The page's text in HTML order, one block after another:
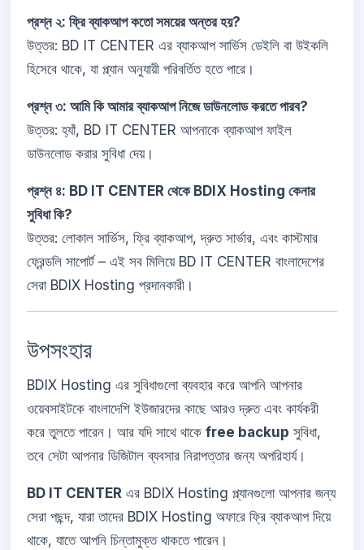
প্রশ্ন ২: ফ্রি ব্যাকআপ কতো সময়ের অন্তর হয়?
উত্তর: BD IT CENTER এর ব্যাকআপ সার্ভিস ডেইলি বা উইকলি
হিসেবে থাকে, যা প্ল্যান অনুযায়ী পরিবর্তিত হতে পারে।
প্রশ্ন ৩: আমি কি আমার ব্যাকআপ নিজে ডাউনলোড করতে পারব?
উত্তর: হ্যাঁ, BD IT CENTER আপনাকে ব্যাকআপ ফাইল
ডাউনলোড করার সুবিধা দেয়।
প্রশ্ন ৪: BD IT CENTER থেকে BDIX Hosting কেনার
সুবিধা কি?
উত্তর: লোকাল সার্ভিস, ফ্রি ব্যাকআপ, দ্রুত সার্ভার, এবং কাস্টমার
ফ্রেন্ডলি সাপোর্ট – এই সব মিলিয়ে BD IT CENTER বাংলাদেশের
সেরা BDIX Hosting প্রদানকারী।
উপসংহার
BDIX Hosting এর সুবিধাগুলো ব্যবহার করে আপনি আপনার
ওয়েবসাইটকে বাংলাদেশি ইউজারদের কাছে আরও দ্রুত এবং কার্যকরী
করে তুলতে পারেন। আর যদি সাথে থাকে free backup সুবিধা,
তবে সেটা আপনার ডিজিটাল ব্যবসার নিরাপত্তার জন্য অপরিহার্য।
BD IT CENTER এর BDIX Hosting প্ল্যানগুলো আপনার জন্য
সেরা পছন্দ, যারা তাদের BDIX Hosting অফারে ফ্রি ব্যাকআপ দিয়ে
থাকে, যাতে আপনি চিন্তামুক্ত থাকতে পারেন।